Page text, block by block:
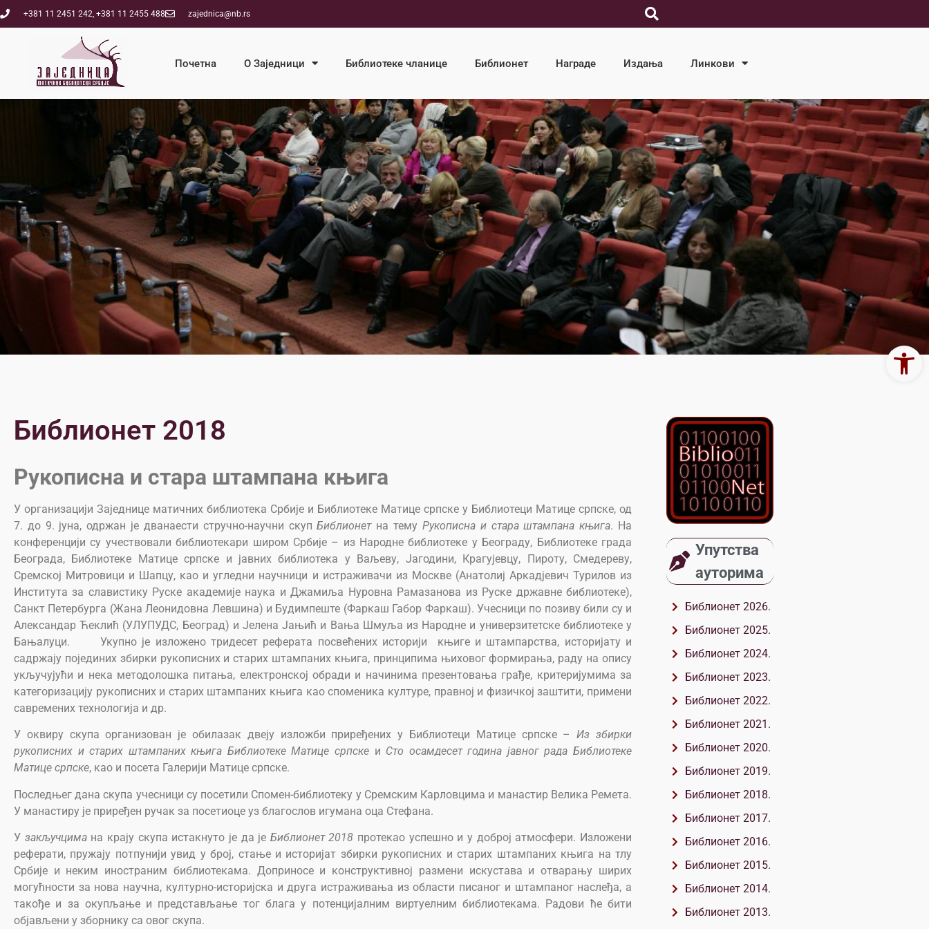
+381 11 2451 242, +381 11 2455 488 zajednica@nb.rs
Почетна О Заједници Библиотеке чланице Библионет Награде Издања Линкови
Библионет 2018
Рукописна и стара штампана књига
У организацији Заједнице матичних библиотека Србије и Библиотеке Матице српске у Библиотеци Матице српске, од
7. до 9. јуна, одржан је дванаести стручно-научни скупБиблионетна тему Рукописна и стара штампана књига. На
конференцији су учествовали библиотекари широм Србије – из Народне библиотеке у Београду, Библиотеке града
Београда, Библиотеке Матице српске и јавних библиотека у Ваљеву, Јагодини, Крагујевцу, Пироту, Смедереву,
Сремској Митровици и Шапцу, као и угледни научници и истраживачи из Москве (Анатолиј Аркадјевич Турилов из
Института за славистику Руске академије наука и Джамиља Нуровна Рамазанова из Руске државне библиотеке),
Санкт Петербурга (Жана Леонидовна Левшина) и Будимпеште (Фаркаш Габор Фаркаш). Учесници по позиву били су и
Александар Ћеклић (УЛУПУДС, Београд) и Јелена Јањић и Вања Шмуља из Народне и универзитетске библиотеке у
Бањалуци. Укупно је изложено тридесет реферата посвећених историји књиге и штампарства, историјату и
садржају појединих збирки рукописних и старих штампаних књига, принципима њиховог формирања, раду на опису
укључујући и нека методолошка питања, електронској обради и начинима презентовања грађе, критеријумима за
категоризацију рукописних и старих штампаних књига као споменика културе, правној и физичкој заштити, примени
савремених технологија и др.
У оквиру скупа организован је обилазак двеју изложби приређених у Библиотеци Матице српске –Из збирки
рукописних и старих штампаних књига Библиотеке Матице српскеи Сто осамдесет година јавног рада Библиотеке
Матице српске, као и посета Галерији Матице српске.
Последњег дана скупа учесници су посетили Спомен-библиотеку у Сремским Карловцима и манастир Велика Ремета.
У манастиру је приређен ручак за посетиоце уз благослов игумана оца Стефана.
У закључцима на крају скупа истакнуто је да је Библионет 2018 протекао успешно и у доброј атмосфери. Изложени
реферати, пружају потпунији увид у број, стање и историјат збирки рукописних и старих штампаних књига на тлу
Србије и неким иностраним библиотекама. Доприносе и конструктивној размени искустава и отварању ширих
могућности за нова научна, културно-историјска и друга истраживања из области писаног и штампаног наслеђа, а
такође и за окупљање и представљање тог блага у потенцијалним виртуелним библиотекама. Радови ће бити
објављени у зборнику са овог скупа.
Упутства
ауторима
Библионет 2026.
Библионет 2025.
Библионет 2024.
Библионет 2023.
Библионет 2022.
Библионет 2021.
Библионет 2020.
Библионет 2019.
Библионет 2018.
Библионет 2017.
Библионет 2016.
Библионет 2015.
Библионет 2014.
Библионет 2013.